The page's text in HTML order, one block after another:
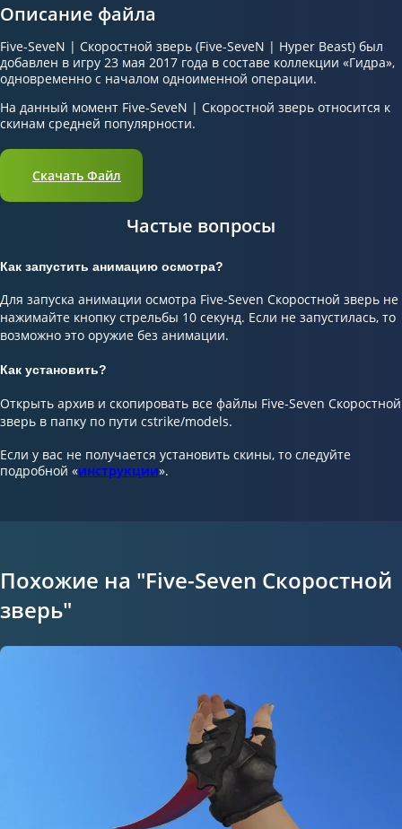
Описание файла
Five-SeveN | Скоростной зверь (Five-SeveN | Hyper Beast) был
добавлен в игру 23 мая 2017 года в составе коллекции «Гидра»,
одновременно с началом одноименной операции.
На данный момент Five-SeveN | Скоростной зверь относится к
скинам средней популярности.
Скачать Файл
Частые вопросы
Как запустить анимацию осмотра?
Для запуска анимации осмотра Five-Seven Скоростной зверь не
нажимайте кнопку стрельбы 10 секунд. Если не запустилась, то
возможно это оружие без анимации.
Как установить?
Открыть архив и скопировать все файлы Five-Seven Скоростной
зверь в папку по пути cstrike/models.
Если у вас не получается установить скины, то следуйте
подробной «инструкции».
Похожие на "Five-Seven Скоростной
зверь"